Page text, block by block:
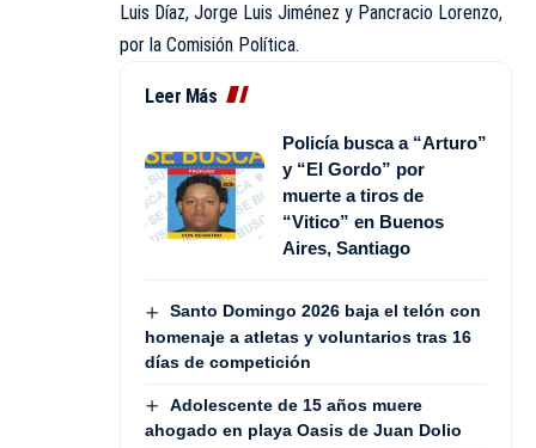
Luis Díaz, Jorge Luis Jiménez y Pancracio Lorenzo,
por la Comisión Política.
Leer Más
Policía busca a “Arturo”
y “El Gordo” por
muerte a tiros de
“Vitico” en Buenos
Aires, Santiago
Santo Domingo 2026 baja el telón con
homenaje a atletas y voluntarios tras 16
días de competición
Adolescente de 15 años muere
ahogado en playa Oasis de Juan Dolio